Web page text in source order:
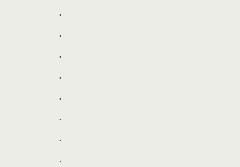
.
.
.
.
.
.
.
.